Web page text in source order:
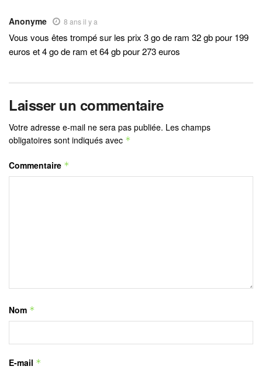
Anonyme 8 ans il y a
Vous vous êtes trompé sur les prix 3 go de ram 32 gb pour 199
euros et 4 go de ram et 64 gb pour 273 euros
Laisser un commentaire
Votre adresse e-mail ne sera pas publiée. Les champs
obligatoires sont indiqués avec *
Commentaire *
Nom *
E-mail *